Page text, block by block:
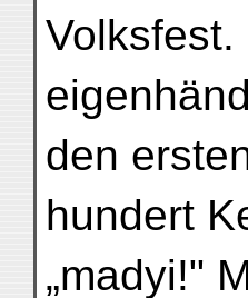
den
hundert
„madyi!"